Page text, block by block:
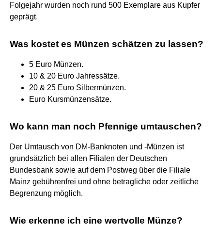
Folgejahr wurden noch rund 500 Exemplare aus Kupfer
geprägt.
Was kostet es Münzen schätzen zu lassen?
5 Euro Münzen.
10 & 20 Euro Jahressätze.
20 & 25 Euro Silbermünzen.
Euro Kursmünzensätze.
Wo kann man noch Pfennige umtauschen?
Der Umtausch von DM-Banknoten und -Münzen ist
grundsätzlich bei allen Filialen der Deutschen
Bundesbank sowie auf dem Postweg über die Filiale
Mainz gebührenfrei und ohne betragliche oder zeitliche
Begrenzung möglich.
Wie erkenne ich eine wertvolle Münze?